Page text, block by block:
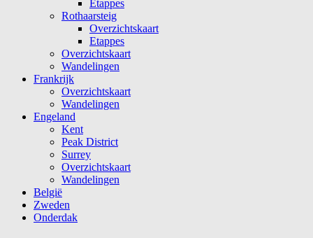
Etappes
Rothaarsteig
Overzichtskaart
Etappes
Overzichtskaart
Wandelingen
Frankrijk
Overzichtskaart
Wandelingen
Engeland
Kent
Peak District
Surrey
Overzichtskaart
Wandelingen
België
Zweden
Onderdak